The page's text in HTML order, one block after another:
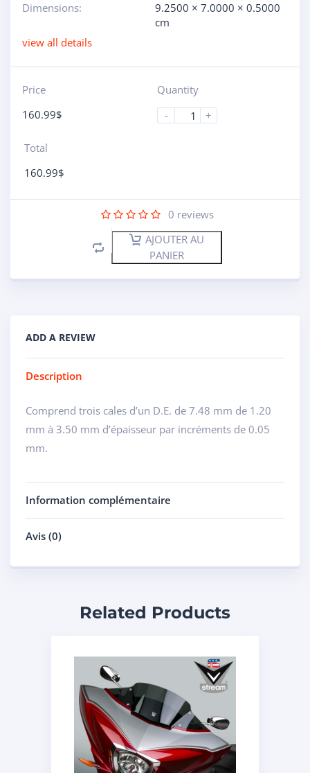
Dimensions:
9.2500 × 7.0000 × 0.5000
cm
view all details
Price
160.99$
Quantity
-
+
Total
160.99$
0 reviews
AJOUTER AU
PANIER
ADD A REVIEW
Description
Comprend trois cales d’un D.E. de 7.48 mm de 1.20
mm à 3.50 mm d’épaisseur par incréments de 0.05
mm.
Information complémentaire
Avis (0)
Related Products